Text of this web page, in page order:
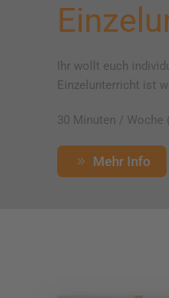
Ihr wollt euch
Einzelunterricht ist
30 Minuten / Woche
Mehr Info